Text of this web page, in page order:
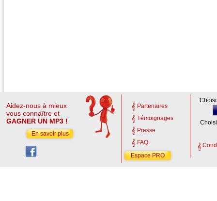
Aidez-nous à mieux
vous connaître et
GAGNER UN MP3 !
En savoir plus
Partenaires
Témoignages
Presse
FAQ
Espace PRO